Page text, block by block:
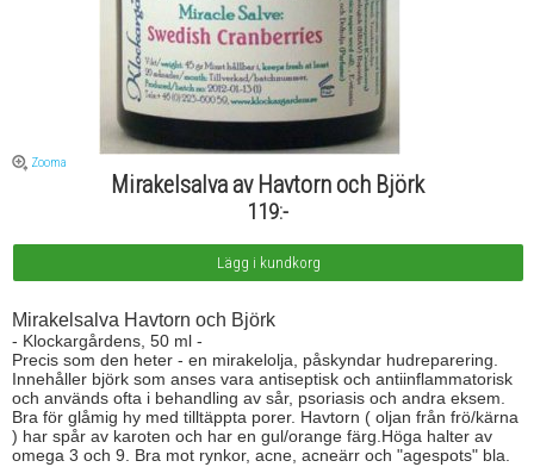
Zooma
Mirakelsalva av Havtorn och Björk
119:-
Mirakelsalva Havtorn och Björk
- Klockargårdens, 50 ml -
Precis som den heter - en mirakelolja, påskyndar hudreparering.
Innehåller björk som anses vara antiseptisk och antiinflammatorisk
och används ofta i behandling av sår, psoriasis och andra eksem.
Bra för glåmig hy med tilltäppta porer. Havtorn ( oljan från frö/kärna
) har spår av karoten och har en gul/orange färg.Höga halter av
omega 3 och 9. Bra mot rynkor, acne, acneärr och "agespots" bla.